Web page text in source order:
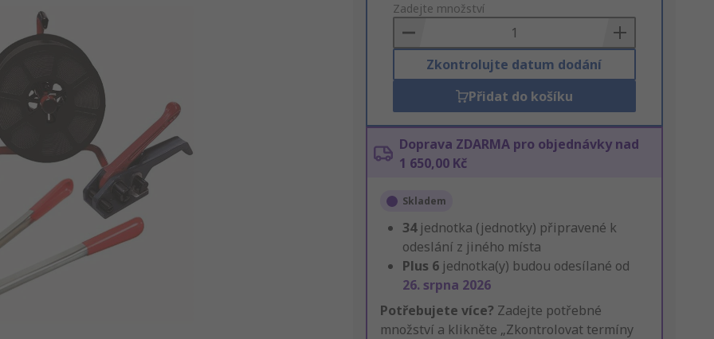
to
Basket
Zadejte množství
Zkontrolujte datum dodání
Přidat do košíku
Doprava ZDARMA pro objednávky nad
1 650,00 Kč
Skladem
34 jednotka (jednotky) připravené k
odeslání z jiného místa
Plus 6 jednotka(y) budou odesílané od
26. srpna 2026
Potřebujete více? Zadejte potřebné
množství a klikněte „Zkontrolovat termíny